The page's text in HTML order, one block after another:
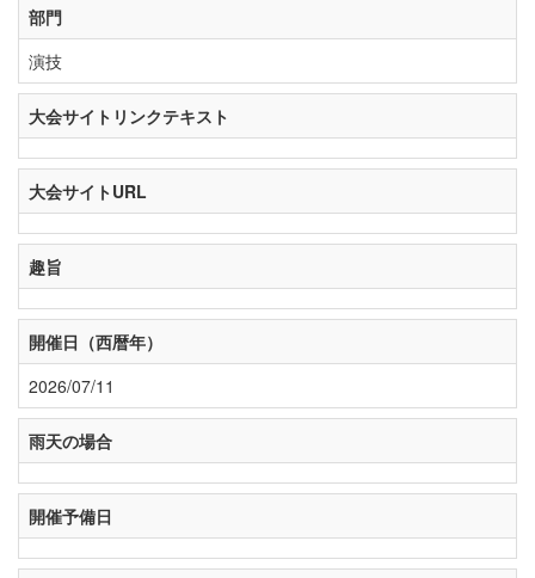
部門
演技
大会サイトリンクテキスト
大会サイトURL
趣旨
開催日（西暦年）
2026/07/11
雨天の場合
開催予備日